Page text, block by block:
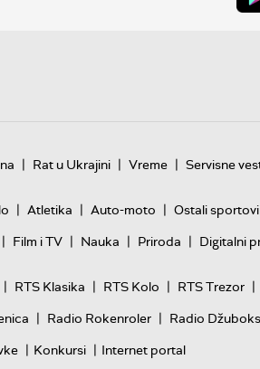
| Rat u Ukrajini | Vreme | Servisne
| Atletika | Auto-moto | Ostali sportovi
| Film i TV | Nauka | Priroda | Digitalni
| RTS Klasika | RTS Kolo | RTS Trezor |
| Radio Rokenroler | Radio Džuboks
| Konkursi | Internet portal